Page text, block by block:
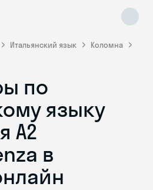
Итальянский язык
Коломна
по
языку
A2
в